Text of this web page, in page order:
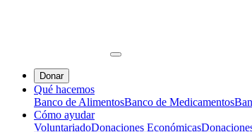
Donar
Qué hacemos
Banco de AlimentosBanco de Medicamentos
Cómo ayudar
VoluntariadoDonaciones Económicas